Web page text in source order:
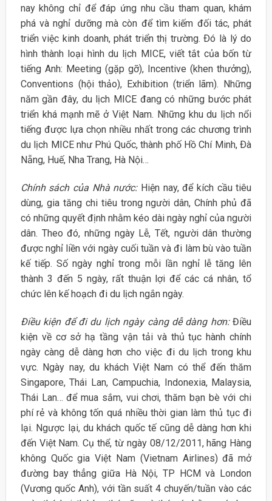
nay không chỉ để đáp ứng nhu cầu tham quan, khám
phá và nghỉ dưỡng mà còn để tìm kiếm đối tác, phát
triển việc kinh doanh, phát triển thị trường. Ðó là lý do
hình thành loại hình du lịch MICE, viết tắt của bốn từ
tiếng Anh: Meeting (gặp gỡ), Incentive (khen thưởng),
Conventions (hội thảo), Exhibition (triển lãm). Những
năm gần đây, du lịch MICE đang có những bước phát
triển khá mạnh mẽ ở Việt Nam. Những khu du lịch nổi
tiếng được lựa chọn nhiều nhất trong các chương trình
du lịch MICE như Phú Quốc, thành phố Hồ Chí Minh, Ðà
Nẵng, Huế, Nha Trang, Hà Nội…
Chính sách của Nhà nước:Hiện nay, để kích cầu tiêu
dùng, gia tăng chi tiêu trong người dân, Chính phủ đã
có những quyết định nhằm kéo dài ngày nghỉ của người
dân. Theo đó, những ngày Lễ, Tết, người dân thường
được nghỉ liền với ngày cuối tuần và đi làm bù vào tuần
kế tiếp. Số ngày nghỉ trong mỗi lần nghỉ lễ tăng lên
thành 3 đến 5 ngày, rất thuận lợi để các cá nhân, tổ
chức lên kế hoạch đi du lịch ngắn ngày.
Điều kiện để đi du lịch ngày càng dễ dàng hơn:Điều
kiện về cơ sở hạ tầng vận tải và thủ tục hành chính
ngày càng dễ dàng hơn cho việc đi du lịch trong khu
vực. Ngày nay, du khách Việt Nam có thể đến thăm
Singapore, Thái Lan, Campuchia, Indonexia, Malaysia,
Thái Lan… để mua sắm, vui chơi, thăm bạn bè với chi
phí rẻ và không tốn quá nhiều thời gian làm thủ tục đi
lại. Ngược lại, du khách quốc tế cũng dễ dàng hơn khi
đến Việt Nam. Cụ thể, từ ngày 08/12/2011, hãng Hàng
không Quốc gia Việt Nam (Vietnam Airlines) đã mở
đường bay thẳng giữa Hà Nội, TP HCM và London
(Vương quốc Anh), với tần suất 4 chuyến/tuần vào các